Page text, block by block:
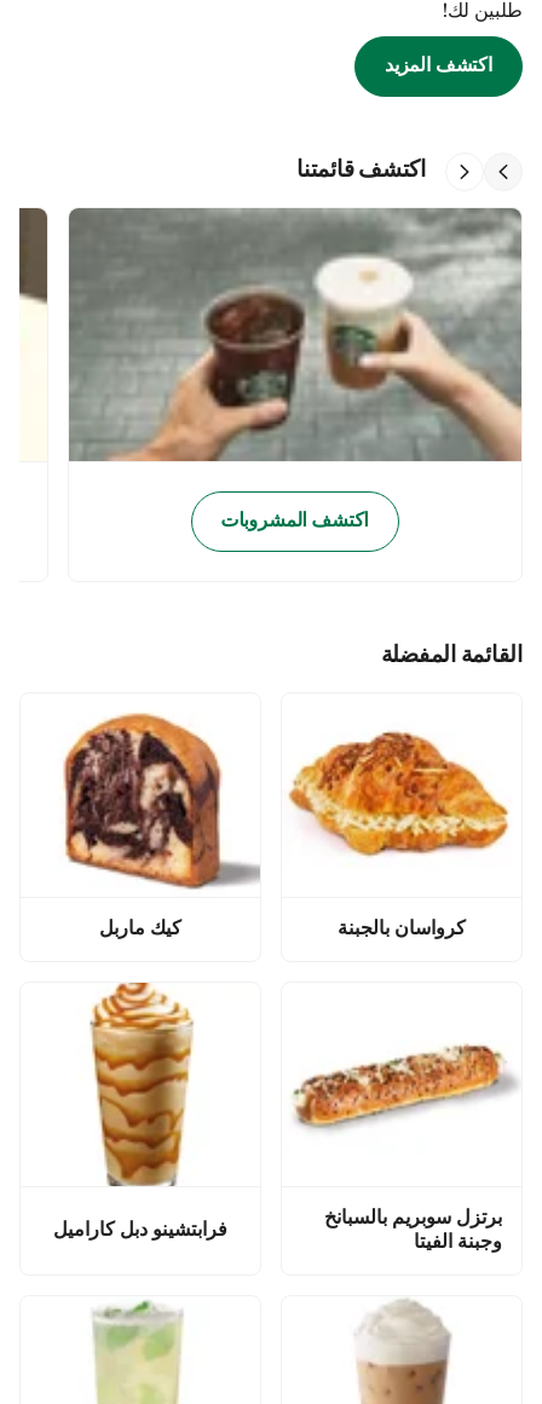
طلبين لك!
اكتشف المزيد
اكتشف قائمتنا
اكتشف المشروبات
القائمة المفضلة
كرواسان بالجبنة كيك ماربل
برتزل سوبريم بالسبانخ
وجبنة الفيتا
فرابتشينو دبل كاراميل